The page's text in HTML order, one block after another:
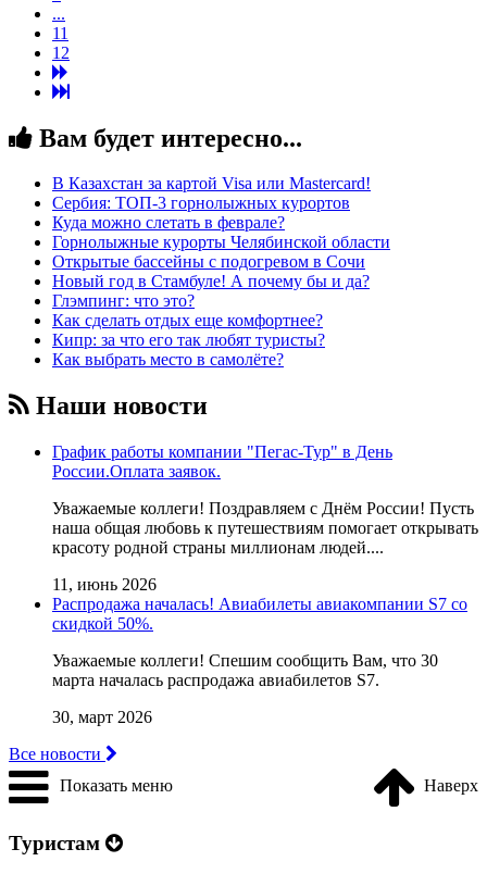
...
11
12
Вам будет интересно...
В Казахстан за картой Visa или Masterсard!
Сербия: ТОП-3 горнолыжных курортов
Куда можно слетать в феврале?
Горнолыжные курорты Челябинской области
Открытые бассейны с подогревом в Сочи
Новый год в Стамбуле! А почему бы и да?
Глэмпинг: что это?
Как сделать отдых еще комфортнее?
Кипр: за что его так любят туристы?
Как выбрать место в самолёте?
Наши новости
График работы компании "Пегас-Тур" в День
России.Оплата заявок.
Уважаемые коллеги! Поздравляем с Днём России! Пусть
наша общая любовь к путешествиям помогает открывать
красоту родной страны миллионам людей....
11, июнь 2026
Распродажа началась! Авиабилеты авиакомпании S7 со
скидкой 50%.
Уважаемые коллеги! Cпешим сообщить Вам, что 30
марта началась распродажа авиабилетов S7.
30, март 2026
Все новости
Показать меню
Наверх
Туристам